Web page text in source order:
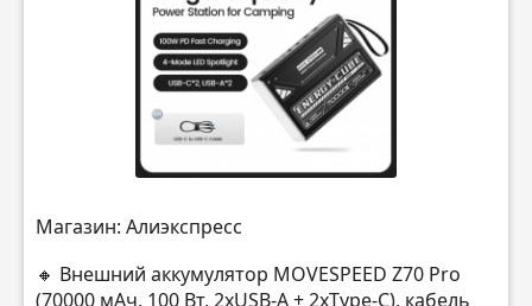
Магазин: Алиэкспресс
🔸 Внешний аккумулятор MOVESPEED Z70 Pro
(70000 мАч, 100 Вт, 2хUSB-A + 2хType-C), кабель